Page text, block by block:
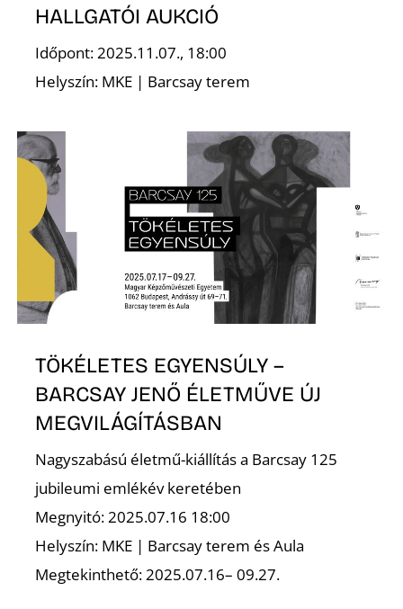
HALLGATÓI AUKCIÓ
Időpont: 2025.11.07., 18:00
Helyszín: MKE | Barcsay terem
TÖKÉLETES EGYENSÚLY –
BARCSAY JENŐ ÉLETMŰVE ÚJ
MEGVILÁGÍTÁSBAN
Nagyszabású életmű-kiállítás a Barcsay 125
jubileumi emlékév keretében
Megnyitó: 2025.07.16 18:00
Helyszín: MKE | Barcsay terem és Aula
Megtekinthető: 2025.07.16– 09.27.